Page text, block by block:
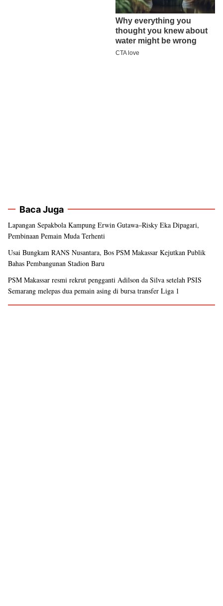
Baca Juga
Lapangan Sepakbola Kampung Erwin Gutawa–Risky Eka Dipagari,
Pembinaan Pemain Muda Terhenti
Usai Bungkam RANS Nusantara, Bos PSM Makassar Kejutkan Publik
Bahas Pembangunan Stadion Baru
PSM Makassar resmi rekrut pengganti Adilson da Silva setelah PSIS
Semarang melepas dua pemain asing di bursa transfer Liga 1